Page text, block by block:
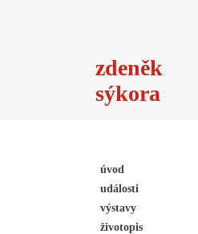
zdeněk
sýkora
úvod
události
výstavy
životopis